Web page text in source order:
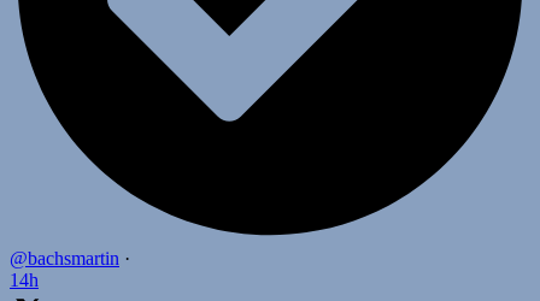
@bachsmartin ·
14h